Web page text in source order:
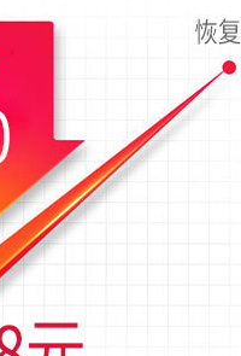
简约红色商务竖版名片模
图币(0)